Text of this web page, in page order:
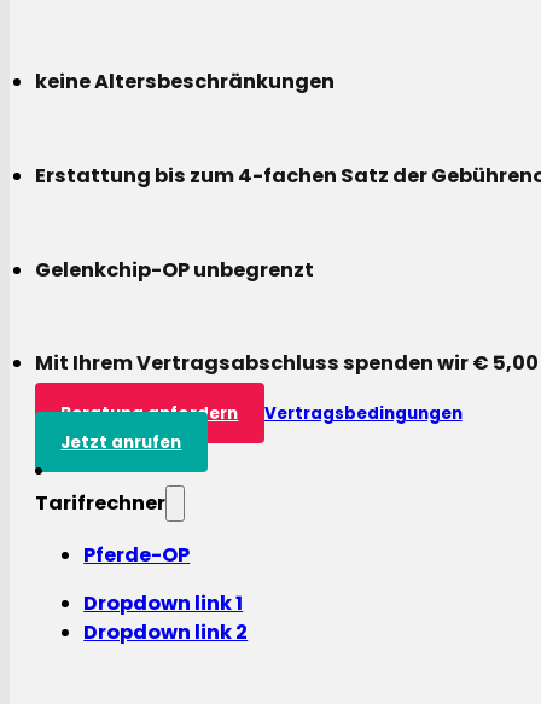
keine Altersbeschränkungen
Erstattung bis zum 4-fachen Satz der
Gelenkchip-OP unbegrenzt
Mit Ihrem Vertragsabschluss spenden wir €
Beratung anfordern
Vertragsbedingungen
Jetzt anrufen
Tarifrechner
Pferde-OP
Dropdown link 1
Dropdown link 2